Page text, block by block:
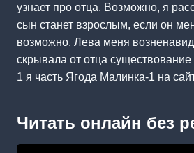
узнает про отца. Возможно, я
сын станет взрослым, если он
возможно, Лева меня
скрывала от отца
1 я часть Ягода Малинка-1 на
Читать онлайн без